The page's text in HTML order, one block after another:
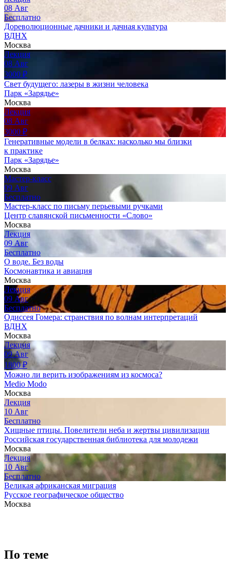
08 Авг
Бесплатно
Дореволюционные дачники и дачная культура
ВДНХ
Москва
Лекция
08 Авг
3000 ₽
Свет будущего: лазеры в жизни человека
Парк «Зарядье»
Москва
Лекция
08 Авг
3000 ₽
Генеративные модели в белках: насколько мы близки
к практике
Парк «Зарядье»
Москва
Мастер-класс
09 Авг
Бесплатно
Мастер-класс по письму перьевыми ручками
Центр славянской письменности «Слово»
Москва
Лекция
09 Авг
Бесплатно
О воде. Без воды
Космонавтика и авиация
Москва
Лекция
09 Авг
Бесплатно
Одиссея Гомера: странствия по волнам интерпретаций
ВДНХ
Москва
Лекция
09 Авг
1800₽
Можно ли верить изображениям из космоса?
Medio Modo
Москва
Лекция
10 Авг
Бесплатно
Хищные птицы. Повелители неба и жертвы цивилизации
Российская государственная библиотека для молодежи
Москва
Лекция
10 Авг
Бесплатно
Великая африканская миграция
Русское географическое общество
Москва
По теме